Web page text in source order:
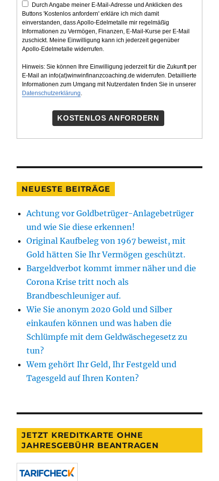
Durch Angabe meiner E-Mail-Adresse und Anklicken des
Buttons 'Kostenlos anfordern' erkläre ich mich damit
einverstanden, dass Apollo-Edelmetalle mir regelmäßig
Informationen zu Vermögen, Finanzen, E-Mail-Kurse per E-Mail
zuschickt. Meine Einwilligung kann ich jederzeit gegenüber
Apollo-Edelmetalle widerrufen.
Hinweis: Sie können Ihre Einwilligung jederzeit für die Zukunft per
E-Mail an info(at)winwinfinanzcoaching.de widerrufen. Detaillierte
Informationen zum Umgang mit Nutzerdaten finden Sie in unserer
Datenschutzerklärung.
KOSTENLOS ANFORDERN
NEUESTE BEITRÄGE
Achtung vor Goldbetrüger-Anlagebetrüger
und wie Sie diese erkennen!
Original Kaufbeleg von 1967 beweist, mit
Gold hätten Sie Ihr Vermögen geschützt.
Bargeldverbot kommt immer näher und die
Corona Krise tritt noch als
Brandbeschleuniger auf.
Wie Sie anonym 2020 Gold und Silber
einkaufen können und was haben die
Schlümpfe mit dem Geldwäschegesetz zu
tun?
Wem gehört Ihr Geld, Ihr Festgeld und
Tagesgeld auf Ihren Konten?
JETZT KREDITKARTE OHNE
JAHRESGEBÜHR BEANTRAGEN